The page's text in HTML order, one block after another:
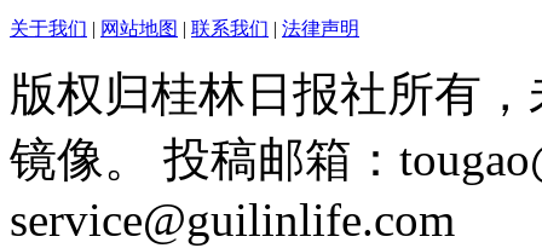
关于我们 | 网站地图 | 联系我们 | 法律声明
版权归桂林日报社所有
镜像。 投稿邮箱：
service@guilinlife.com